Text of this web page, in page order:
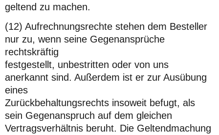
geltend zu machen.
(12) Aufrechnungsrechte stehen dem Besteller
nur zu, wenn seine Gegenansprüche
rechtskräftig
festgestellt, unbestritten oder von uns
anerkannt sind. Außerdem ist er zur Ausübung
eines
Zurückbehaltungsrechts insoweit befugt, als
sein Gegenanspruch auf dem gleichen
Vertragsverhältnis beruht. Die Geltendmachung